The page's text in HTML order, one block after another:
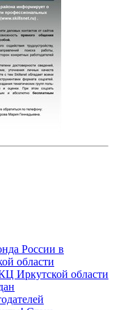
России в
области
Иркутской области